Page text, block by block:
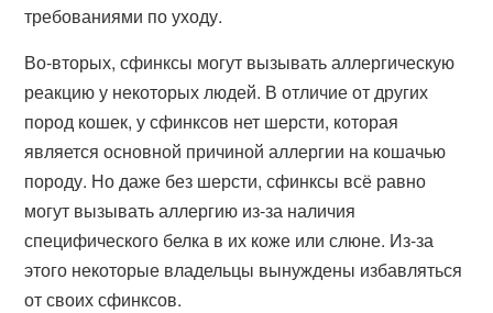
требованиями по уходу.
Во-вторых, сфинксы могут вызывать аллергическую
реакцию у некоторых людей. В отличие от других
пород кошек, у сфинксов нет шерсти, которая
является основной причиной аллергии на кошачью
породу. Но даже без шерсти, сфинксы всё равно
могут вызывать аллергию из-за наличия
специфического белка в их коже или слюне. Из-за
этого некоторые владельцы вынуждены избавляться
от своих сфинксов.